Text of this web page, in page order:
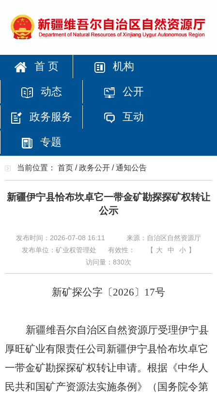
首 页 机构
动态 公开
政务服务 互动
专题
当前位置： 首页 /政务公开 /通知公告
新疆伊宁县恰布坎卓它一带金矿勘探探矿权转让
公示
发布时间：2026-07-08 16:11
来源：自治区自然资源厅
发布单位：矿业权管理处
有效性： 【 大 中 小 】
访问量： 830次
新矿探公字〔2026〕 17号
新疆维吾尔自治区自然资源厅受理伊宁县
厚旺矿业有限责任公司新疆伊宁县恰布坎卓它
一带金矿勘探探矿权转让申请。根据《中华人
民共和国矿产资源法实施条例 》（国务院令第